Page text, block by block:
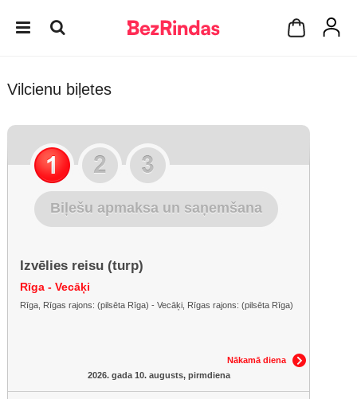
Vilcienu biļetes
Biļešu apmaksa un saņemšana
Izvēlies reisu (turp)
Rīga - Vecāķi
Rīga, Rīgas rajons: (pilsēta Rīga) - Vecāķi, Rīgas rajons: (pilsēta Rīga)
Nākamā diena
2026. gada 10. augusts, pirmdiena